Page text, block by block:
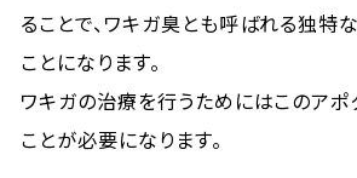
ることで、ワキガ臭とも呼ばれる独特
ことになります。
ワキガの治療を行うためにはこのアポ
ことが必要になります。